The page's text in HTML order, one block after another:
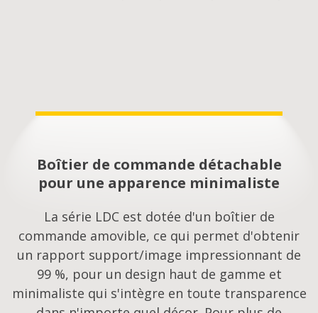
Boîtier de commande détachable
pour une apparence minimaliste
La série LDC est dotée d'un boîtier de
commande amovible, ce qui permet d'obtenir
un rapport support/image impressionnant de
99 %, pour un design haut de gamme et
minimaliste qui s'intègre en toute transparence